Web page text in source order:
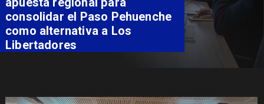
consolidar el Paso Pehuenche
como alternativa a Los
Libertadores